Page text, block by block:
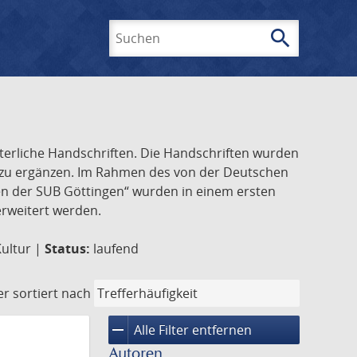
search
Handschriften. Die Handschriften wurden
ergänzen. Im Rahmen des von der Deutschen
SUB Göttingen“ wurden in einem ersten
werden.
| Status: laufend
sortiert nach
remove Alle Filter entfernen